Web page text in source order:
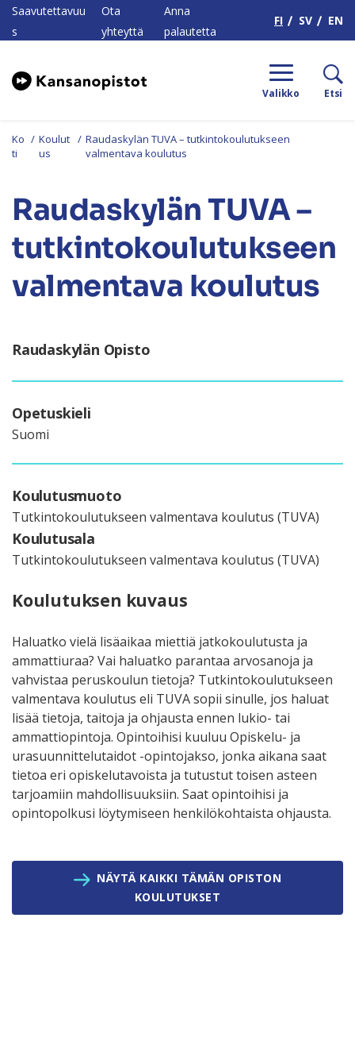
Saavutettavuu
s
Ota
yhteyttä
Anna
palautetta
FI SV EN
Valikko Etsi
Ko
ti
/ Koulut
us
/ Raudaskylän TUVA – tutkintokoulutukseen
valmentava koulutus
Raudaskylän TUVA –
tutkintokoulutukseen
valmentava koulutus
Raudaskylän Opisto
Opetuskieli
Suomi
Koulutusmuoto
Tutkintokoulutukseen valmentava koulutus (TUVA)
Koulutusala
Tutkintokoulutukseen valmentava koulutus (TUVA)
Koulutuksen kuvaus
Haluatko vielä lisäaikaa miettiä jatkokoulutusta ja
ammattiuraa? Vai haluatko parantaa arvosanoja ja
vahvistaa peruskoulun tietoja? Tutkintokoulutukseen
valmentava koulutus eli TUVA sopii sinulle, jos haluat
lisää tietoja, taitoja ja ohjausta ennen lukio- tai
ammattiopintoja. Opintoihisi kuuluu Opiskelu- ja
urasuunnittelutaidot -opintojakso, jonka aikana saat
tietoa eri opiskelutavoista ja tutustut toisen asteen
tarjoamiin mahdollisuuksiin. Saat opintoihisi ja
opintopolkusi löytymiseen henkilökohtaista ohjausta.
NÄYTÄ KAIKKI TÄMÄN OPISTON
KOULUTUKSET